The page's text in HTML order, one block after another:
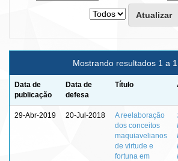
Mostrando resultados 1 a 1
Data de
publicação
Data de
defesa
Título
29-Abr-2019 20-Jul-2018
A reelaboração
dos conceitos
maquiavelianos
de virtude e
fortuna em